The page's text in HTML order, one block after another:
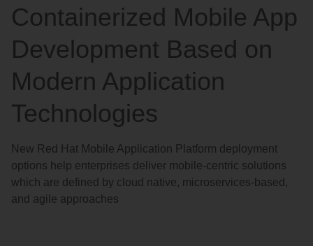
Containerized Mobile App
Development Based on
Modern Application
Technologies
New Red Hat Mobile Application Platform deployment
options help enterprises deliver mobile-centric solutions
which are defined by cloud native, microservices-based,
and agile approaches